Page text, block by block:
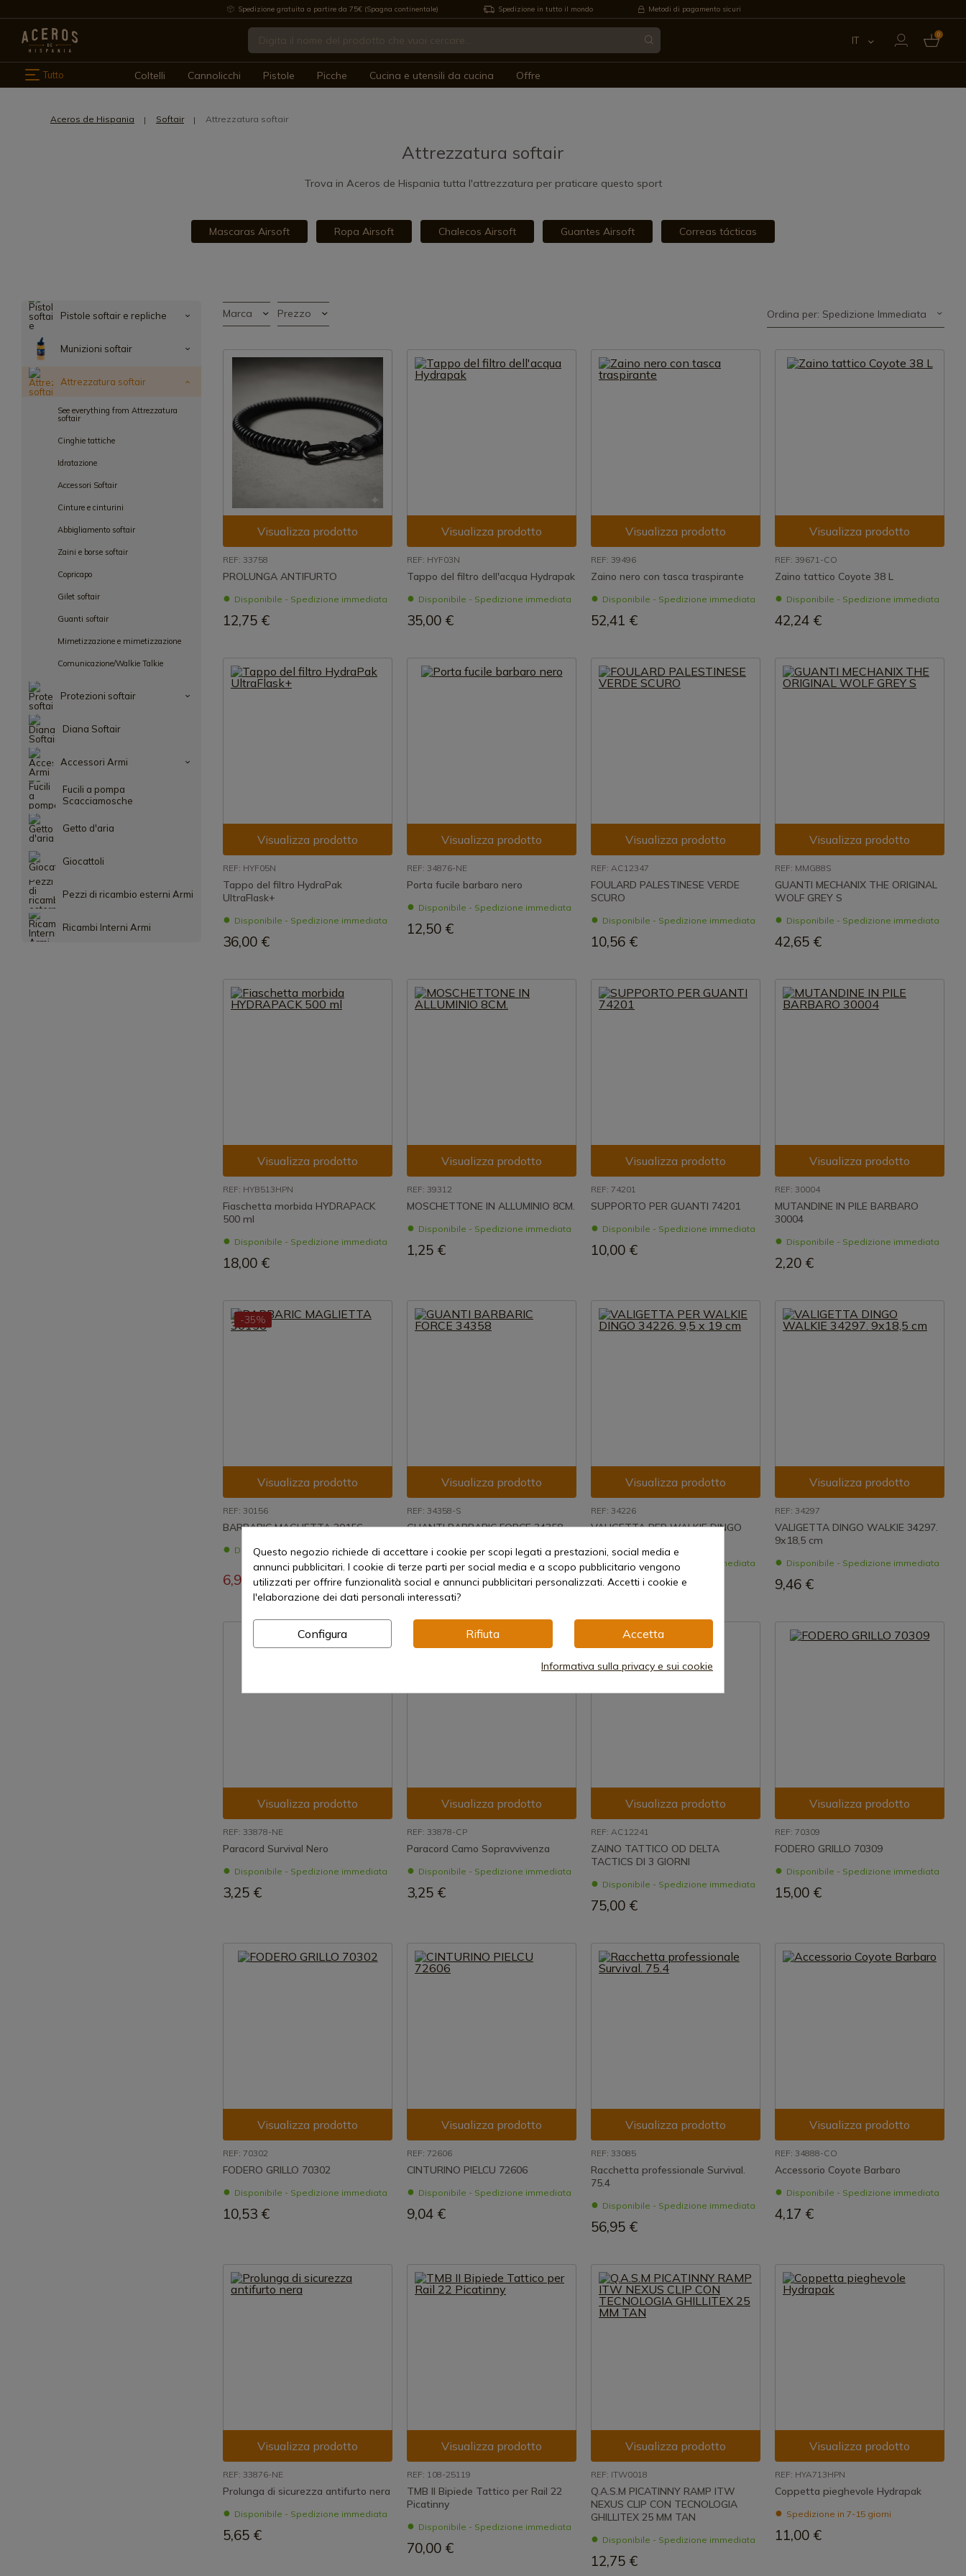
Spedizione gratuita a partire da 75€ (Spagna continentale) Spedizione in tutto il mondo Metodi di pagamento sicuri
IT 0
Tutto Coltelli Cannolicchi Pistole Picche Cucina e utensili da cucina Offre
Aceros de Hispania Softair Attrezzatura softair
Attrezzatura softair
Trova in Aceros de Hispania tutta l'attrezzatura per praticare questo sport
Mascaras Airsoft Ropa Airsoft Chalecos Airsoft Guantes Airsoft Correas tácticas
Pistole softair e repliche
Munizioni softair
Attrezzatura softair
See everything from Attrezzatura
softair
Cinghie tattiche
Idratazione
Accessori Softair
Cinture e cinturini
Abbigliamento softair
Zaini e borse softair
Copricapo
Gilet softair
Guanti softair
Mimetizzazione e mimetizzazione
Comunicazione/Walkie Talkie
Protezioni softair
Diana Softair
Accessori Armi
Fucili a pompa
Scacciamosche
Getto d'aria
Giocattoli
Pezzi di ricambio esterni Armi
Ricambi Interni Armi
Marca Prezzo Ordina per: Spedizione Immediata
Visualizza prodotto
REF: 33758
PROLUNGA ANTIFURTO
Disponibile - Spedizione immediata
12,75 €
Visualizza prodotto
REF: HYF03N
Tappo del filtro dell'acqua Hydrapak
Disponibile - Spedizione immediata
35,00 €
Visualizza prodotto
REF: 39496
Zaino nero con tasca traspirante
Disponibile - Spedizione immediata
52,41 €
Visualizza prodotto
REF: 39671-CO
Zaino tattico Coyote 38 L
Disponibile - Spedizione immediata
42,24 €
Visualizza prodotto
REF: HYF05N
Tappo del filtro HydraPak
UltraFlask+
Disponibile - Spedizione immediata
36,00 €
Visualizza prodotto
REF: 34876-NE
Porta fucile barbaro nero
Disponibile - Spedizione immediata
12,50 €
Visualizza prodotto
REF: AC12347
FOULARD PALESTINESE VERDE
SCURO
Disponibile - Spedizione immediata
10,56 €
Visualizza prodotto
REF: MMG88S
GUANTI MECHANIX THE ORIGINAL
WOLF GREY S
Disponibile - Spedizione immediata
42,65 €
Visualizza prodotto
REF: HYB513HPN
Fiaschetta morbida HYDRAPACK
500 ml
Disponibile - Spedizione immediata
18,00 €
Visualizza prodotto
REF: 39312
MOSCHETTONE IN ALLUMINIO 8CM.
Disponibile - Spedizione immediata
1,25 €
Visualizza prodotto
REF: 74201
SUPPORTO PER GUANTI 74201
Disponibile - Spedizione immediata
10,00 €
Visualizza prodotto
REF: 30004
MUTANDINE IN PILE BARBARO
30004
Disponibile - Spedizione immediata
2,20 €
-35%
Visualizza prodotto
REF: 30156
BARBARIC MAGLIETTA 30156
Disponibile - Spedizione immediata
6,98 € 10,74 €
Visualizza prodotto
REF: 34358-S
GUANTI BARBARIC FORCE 34358
Disponibile - Spedizione immediata
41,60 €
Visualizza prodotto
REF: 34226
VALIGETTA PER WALKIE DINGO
Disponibile - Spedizione immediata
7,14 €
Visualizza prodotto
REF: 34297
VALIGETTA DINGO WALKIE 34297.
9x18,5 cm
Disponibile - Spedizione immediata
9,46 €
Visualizza prodotto
REF: 33878-NE
Paracord Survival Nero
Disponibile - Spedizione immediata
3,25 €
Visualizza prodotto
REF: 33878-CP
Paracord Camo Sopravvivenza
Disponibile - Spedizione immediata
3,25 €
Visualizza prodotto
REF: AC12241
ZAINO TATTICO OD DELTA
TACTICS DI 3 GIORNI
Disponibile - Spedizione immediata
75,00 €
Visualizza prodotto
REF: 70309
FODERO GRILLO 70309
Disponibile - Spedizione immediata
15,00 €
Visualizza prodotto
REF: 70302
FODERO GRILLO 70302
Disponibile - Spedizione immediata
10,53 €
Visualizza prodotto
REF: 72606
CINTURINO PIELCU 72606
Disponibile - Spedizione immediata
9,04 €
Visualizza prodotto
REF: 33085
Racchetta professionale Survival.
75.4
Disponibile - Spedizione immediata
56,95 €
Visualizza prodotto
REF: 34888-CO
Accessorio Coyote Barbaro
Disponibile - Spedizione immediata
4,17 €
Visualizza prodotto
REF: 33876-NE
Prolunga di sicurezza antifurto nera
Disponibile - Spedizione immediata
5,65 €
Visualizza prodotto
REF: 108-25119
TMB II Bipiede Tattico per Rail 22
Picatinny
Disponibile - Spedizione immediata
70,00 €
Visualizza prodotto
REF: ITW0018
Q.A.S.M PICATINNY RAMP ITW
NEXUS CLIP CON TECNOLOGIA
GHILLITEX 25 MM TAN
Disponibile - Spedizione immediata
12,75 €
Visualizza prodotto
REF: HYA713HPN
Coppetta pieghevole Hydrapak
Spedizione in 7-15 giorni
11,00 €
Questo negozio richiede di accettare i cookie per scopi legati a prestazioni, social media e
annunci pubblicitari. I cookie di terze parti per social media e a scopo pubblicitario vengono
utilizzati per offrire funzionalità social e annunci pubblicitari personalizzati. Accetti i cookie e
l'elaborazione dei dati personali interessati?
Configura Rifiuta Accetta
Informativa sulla privacy e sui cookie